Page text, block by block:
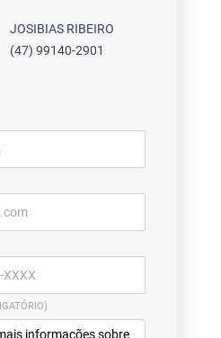
JOSIBIAS RIBEIRO
(47) 99140-2901